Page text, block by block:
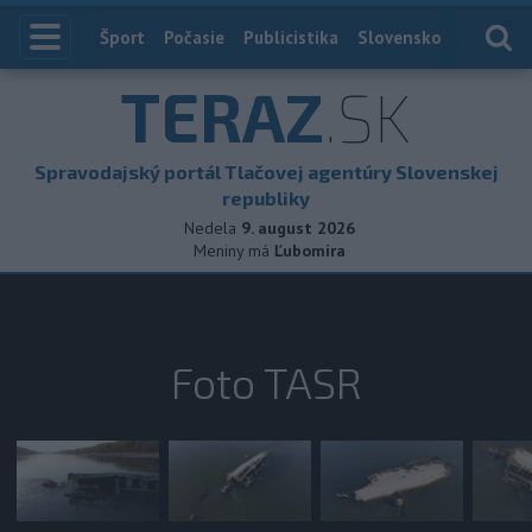
Index
Šport Počasie Publicistika Slovensko
TERAZ.SK
Spravodajský portál Tlačovej agentúry Slovenskej
republiky
Nedela 9. august 2026
Meniny má Ľubomíra
Foto TASR